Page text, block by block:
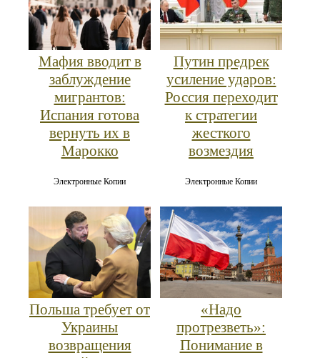
Мафия вводит в
заблуждение
мигрантов:
Испания готова
вернуть их в
Марокко
Электронные Копии
Путин предрек
усиление ударов:
Россия переходит
к стратегии
жесткого
возмездия
Электронные Копии
Польша требует от
Украины
возвращения
«Надо
протрезветь»:
Понимание в